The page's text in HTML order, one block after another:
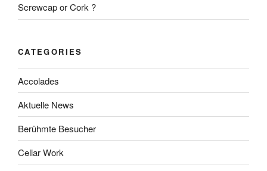
Screwcap or Cork ?
CATEGORIES
Accolades
Aktuelle News
Berühmte Besucher
Cellar Work